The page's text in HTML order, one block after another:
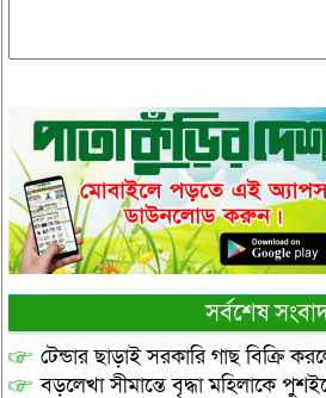
সর্বশেষ
টেন্ডার ছাড়াই সরকারি গাছ বিক্রি
বড়লেখা সীমান্তে বৃদ্ধা মহিলাকে